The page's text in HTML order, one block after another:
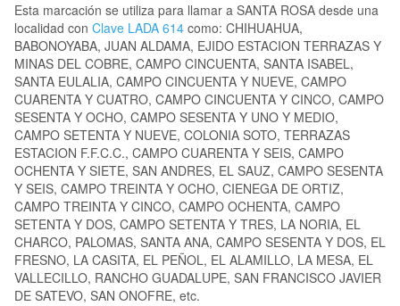
Esta marcación se utiliza para llamar a SANTA ROSA desde una
localidad con Clave LADA 614 como: CHIHUAHUA,
BABONOYABA, JUAN ALDAMA, EJIDO ESTACION TERRAZAS Y
MINAS DEL COBRE, CAMPO CINCUENTA, SANTA ISABEL,
SANTA EULALIA, CAMPO CINCUENTA Y NUEVE, CAMPO
CUARENTA Y CUATRO, CAMPO CINCUENTA Y CINCO, CAMPO
SESENTA Y OCHO, CAMPO SESENTA Y UNO Y MEDIO,
CAMPO SETENTA Y NUEVE, COLONIA SOTO, TERRAZAS
ESTACION F.F.C.C., CAMPO CUARENTA Y SEIS, CAMPO
OCHENTA Y SIETE, SAN ANDRES, EL SAUZ, CAMPO SESENTA
Y SEIS, CAMPO TREINTA Y OCHO, CIENEGA DE ORTIZ,
CAMPO TREINTA Y CINCO, CAMPO OCHENTA, CAMPO
SETENTA Y DOS, CAMPO SETENTA Y TRES, LA NORIA, EL
CHARCO, PALOMAS, SANTA ANA, CAMPO SESENTA Y DOS, EL
FRESNO, LA CASITA, EL PEÑOL, EL ALAMILLO, LA MESA, EL
VALLECILLO, RANCHO GUADALUPE, SAN FRANCISCO JAVIER
DE SATEVO, SAN ONOFRE, etc.